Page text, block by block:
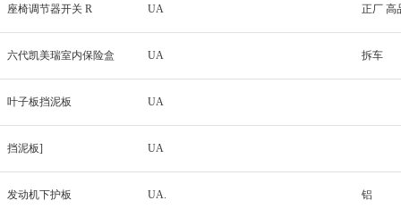
座椅调节器开关 R UA 正厂 高
六代凯美瑞室内保险盒 UA 拆车
叶子板挡泥板 UA
挡泥板] UA
发动机下护板 UA. 铝